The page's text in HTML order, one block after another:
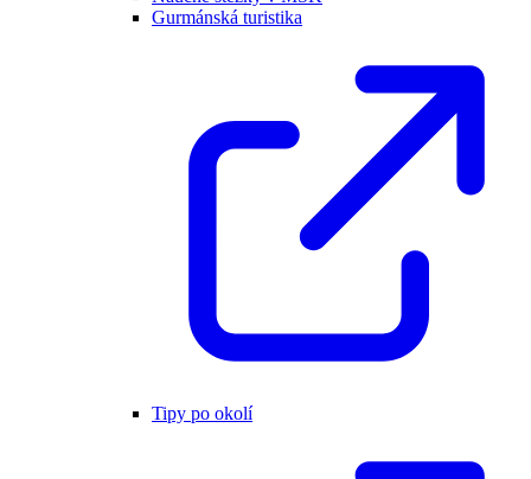
Gurmánská turistika
Tipy po okolí